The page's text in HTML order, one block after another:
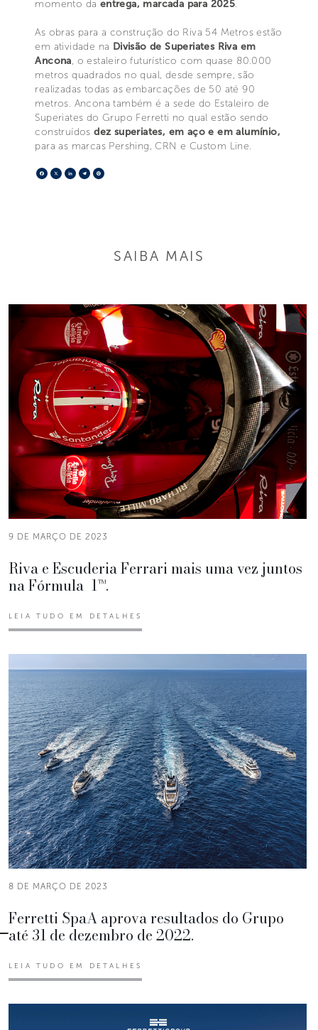
momento da entrega, marcada para 2025.
As obras para a construção do Riva 54 Metros estão
em atividade na Divisão de Superiates Riva em
Ancona, o estaleiro futurístico com quase 80.000
metros quadrados no qual, desde sempre, são
realizadas todas as embarcações de 50 até 90
metros. Ancona também é a sede do Estaleiro de
Superiates do Grupo Ferretti no qual estão sendo
construídosdez superiates, em aço e em alumínio,
para as marcas Pershing, CRN e Custom Line.
Facebook
X LinkedIn
Telegram
SAIBA MAIS
9 DE MARÇO DE 2023
Riva e Escuderia Ferrari mais uma vez juntos
na Fórmula 1™.
LEIA TUDO EM DETALHES
8 DE MARÇO DE 2023
Ferretti SpaA aprova resultados do Grupo
até 31 de dezembro de 2022.
LEIA TUDO EM DETALHES